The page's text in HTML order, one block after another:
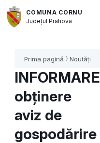
COMUNA CORNU
JudețulPrahova
Prima pagină Noutăți
INFORMARE
obținere
aviz de
gospodărire